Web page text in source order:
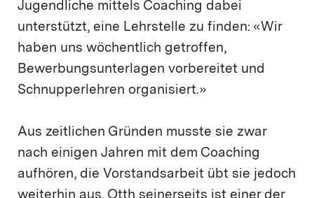
Jugendliche mittels Coaching dabei
unterstützt, eine Lehrstelle zu finden: «Wir
haben uns wöchentlich getroffen,
Bewerbungsunterlagen vorbereitet und
Schnupperlehren organisiert.»
Aus zeitlichen Gründen musste sie zwar
nach einigen Jahren mit dem Coaching
aufhören, die Vorstandsarbeit übt sie jedoch